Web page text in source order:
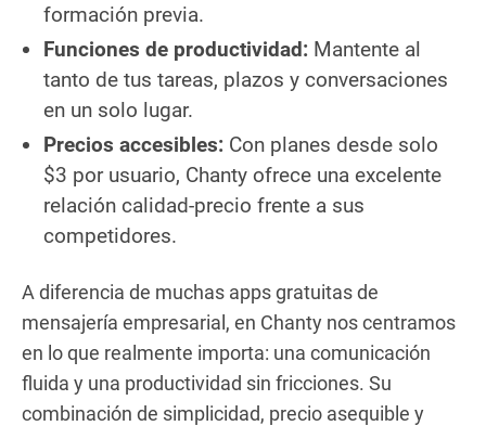
formación previa.
Funciones de productividad: Mantente al
tanto de tus tareas, plazos y conversaciones
en un solo lugar.
Precios accesibles: Con planes desde solo
$3 por usuario, Chanty ofrece una excelente
relación calidad-precio frente a sus
competidores.
A diferencia de muchas apps gratuitas de
mensajería empresarial, en Chanty nos centramos
en lo que realmente importa: una comunicación
fluida y una productividad sin fricciones. Su
combinación de simplicidad, precio asequible y